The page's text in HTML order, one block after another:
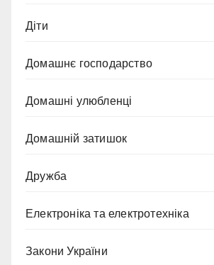
Діти
Домашнє господарство
Домашні улюбленці
Домашній затишок
Дружба
Електроніка та електротехніка
Закони України